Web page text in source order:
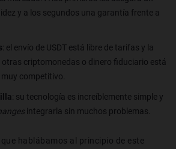
y a los segundos una garantía frente a
: el envío de USDT está libre de tarifas y la
criptomonedas o dinero fiduciario está
competitivo.
: su tecnología es increíblemente simple y
integrarla sin muchos problemas.
hablábamos al principio de este